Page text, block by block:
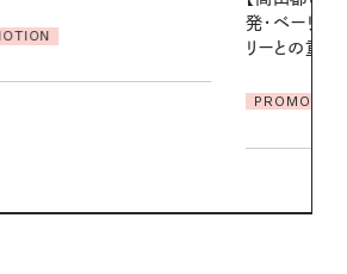
重ねづけも素敵な大人の
PROMOTION